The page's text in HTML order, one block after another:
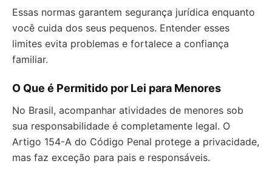
Essas normas garantem segurança jurídica enquanto
você cuida dos seus pequenos. Entender esses
limites evita problemas e fortalece a confiança
familiar.
O Que é Permitido por Lei para Menores
No Brasil, acompanhar atividades de menores sob
sua responsabilidade é completamente legal. O
Artigo 154-A do Código Penal protege a privacidade,
mas faz exceção para pais e responsáveis.